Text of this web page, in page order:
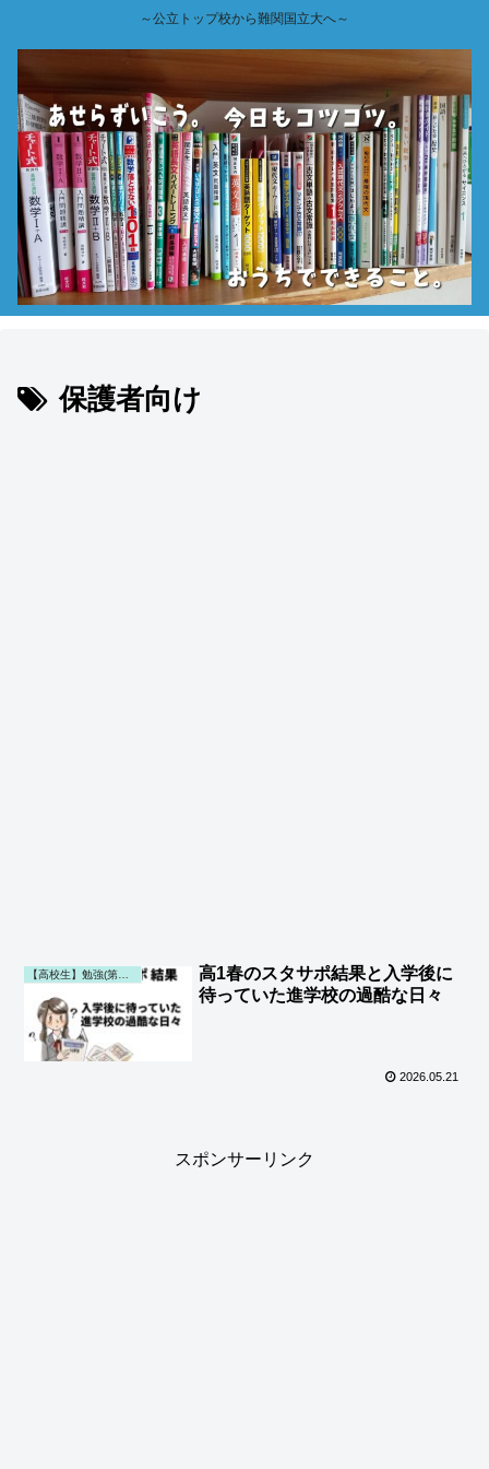
～公立トップ校から難関国立大へ～
保護者向け
【高校生】勉強(第一子)
高1春のスタサポ結果と入学後に
待っていた進学校の過酷な日々
2026.05.21
スポンサーリンク